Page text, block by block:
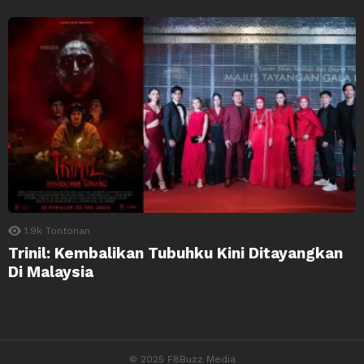
1.9k Tontonan
Trinil: Kembalikan Tubuhku Kini Ditayangkan
Di Malaysia
© 2025 F8Buzz Media